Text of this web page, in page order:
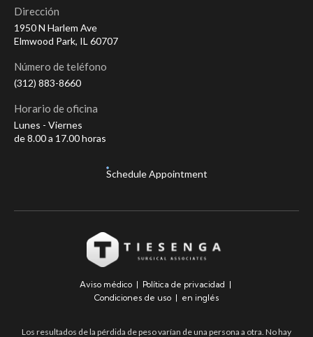
Schedule Appointment
Dirección
1950 N Harlem Ave
Elmwood Park, IL 60707
Número de teléfono
(312) 883-8660
Horario de oficina
Lunes - Viernes
de 8.00 a 17.00 horas
Aviso médico | Política de privacidad |
Condiciones de uso| en inglés
Los resultados de la pérdida de peso varían de una persona a otra. No hay